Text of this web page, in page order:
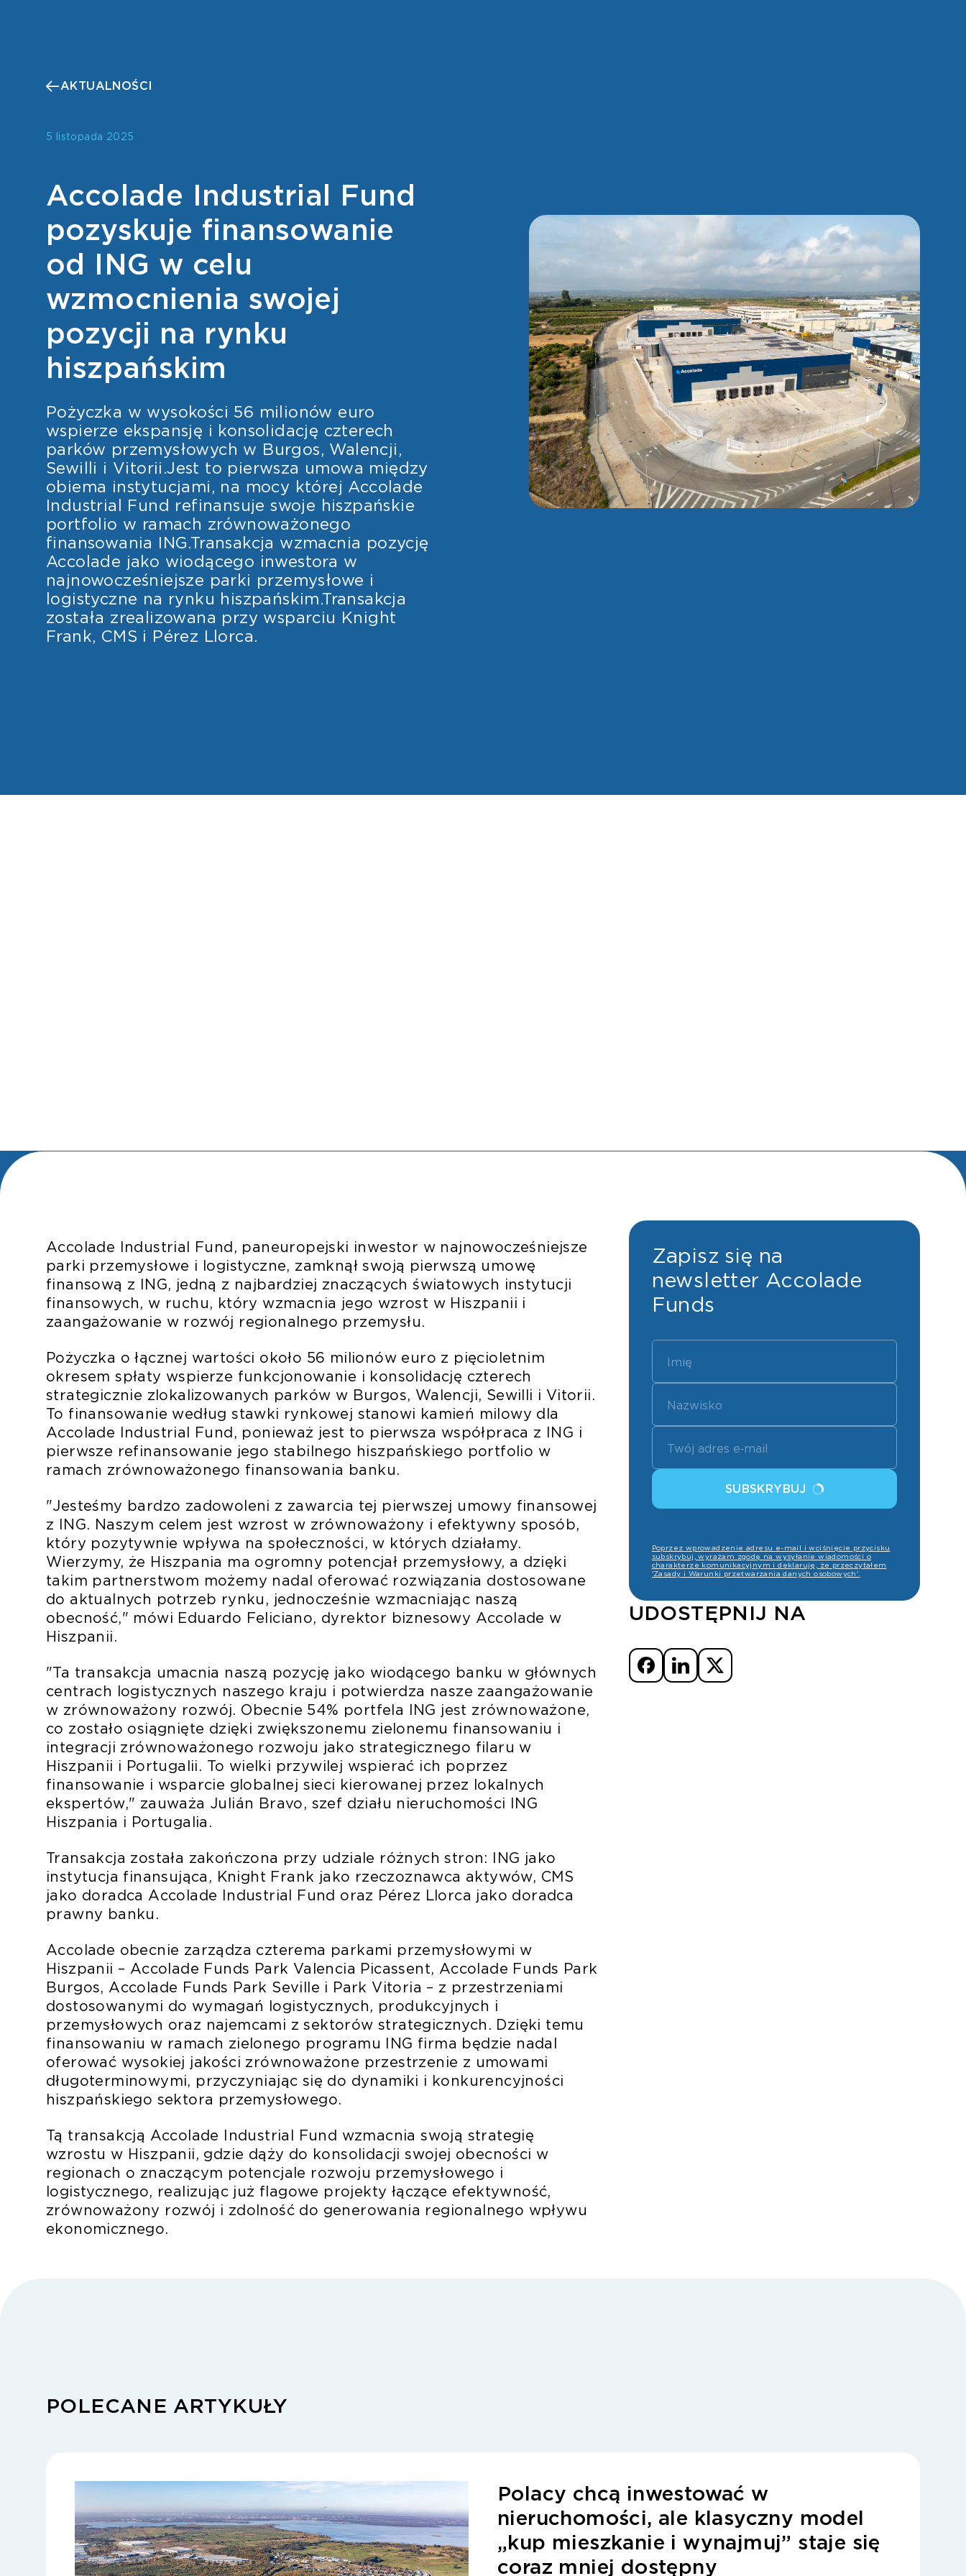
AKTUALNOŚCI
5 listopada 2025
Accolade Industrial Fund
pozyskuje finansowanie
od ING w celu
wzmocnienia swojej
pozycji na rynku
hiszpańskim
Pożyczka w wysokości 56 milionów euro
wspierze ekspansję i konsolidację czterech
parków przemysłowych w Burgos, Walencji,
Sewilli i Vitorii.Jest to pierwsza umowa między
obiema instytucjami, na mocy której Accolade
Industrial Fund refinansuje swoje hiszpańskie
portfolio w ramach zrównoważonego
finansowania ING.Transakcja wzmacnia pozycję
Accolade jako wiodącego inwestora w
najnowocześniejsze parki przemysłowe i
logistyczne na rynku hiszpańskim.Transakcja
została zrealizowana przy wsparciu Knight
Frank, CMS i Pérez Llorca.
Accolade Industrial Fund, paneuropejski inwestor w najnowocześniejsze
parki przemysłowe i logistyczne, zamknął swoją pierwszą umowę
finansową z ING, jedną z najbardziej znaczących światowych instytucji
finansowych, w ruchu, który wzmacnia jego wzrost w Hiszpanii i
zaangażowanie w rozwój regionalnego przemysłu.
Pożyczka o łącznej wartości około 56 milionów euro z pięcioletnim
okresem spłaty wspierze funkcjonowanie i konsolidację czterech
strategicznie zlokalizowanych parków w Burgos, Walencji, Sewilli i Vitorii.
To finansowanie według stawki rynkowej stanowi kamień milowy dla
Accolade Industrial Fund, ponieważ jest to pierwsza współpraca z ING i
pierwsze refinansowanie jego stabilnego hiszpańskiego portfolio w
ramach zrównoważonego finansowania banku.
"Jesteśmy bardzo zadowoleni z zawarcia tej pierwszej umowy finansowej
z ING. Naszym celem jest wzrost w zrównoważony i efektywny sposób,
który pozytywnie wpływa na społeczności, w których działamy.
Wierzymy, że Hiszpania ma ogromny potencjał przemysłowy, a dzięki
takim partnerstwom możemy nadal oferować rozwiązania dostosowane
do aktualnych potrzeb rynku, jednocześnie wzmacniając naszą
obecność," mówi Eduardo Feliciano, dyrektor biznesowy Accolade w
Hiszpanii.
"Ta transakcja umacnia naszą pozycję jako wiodącego banku w głównych
centrach logistycznych naszego kraju i potwierdza nasze zaangażowanie
w zrównoważony rozwój. Obecnie 54% portfela ING jest zrównoważone,
co zostało osiągnięte dzięki zwiększonemu zielonemu finansowaniu i
integracji zrównoważonego rozwoju jako strategicznego filaru w
Hiszpanii i Portugalii. To wielki przywilej wspierać ich poprzez
finansowanie i wsparcie globalnej sieci kierowanej przez lokalnych
ekspertów," zauważa Julián Bravo, szef działu nieruchomości ING
Hiszpania i Portugalia.
Transakcja została zakończona przy udziale różnych stron: ING jako
instytucja finansująca, Knight Frank jako rzeczoznawca aktywów, CMS
jako doradca Accolade Industrial Fund oraz Pérez Llorca jako doradca
prawny banku.
Accolade obecnie zarządza czterema parkami przemysłowymi w
Hiszpanii – Accolade Funds Park Valencia Picassent, Accolade Funds Park
Burgos, Accolade Funds Park Seville i Park Vitoria – z przestrzeniami
dostosowanymi do wymagań logistycznych, produkcyjnych i
przemysłowych oraz najemcami z sektorów strategicznych. Dzięki temu
finansowaniu w ramach zielonego programu ING firma będzie nadal
oferować wysokiej jakości zrównoważone przestrzenie z umowami
długoterminowymi, przyczyniając się do dynamiki i konkurencyjności
hiszpańskiego sektora przemysłowego.
Tą transakcją Accolade Industrial Fund wzmacnia swoją strategię
wzrostu w Hiszpanii, gdzie dąży do konsolidacji swojej obecności w
regionach o znaczącym potencjale rozwoju przemysłowego i
logistycznego, realizując już flagowe projekty łączące efektywność,
zrównoważony rozwój i zdolność do generowania regionalnego wpływu
ekonomicznego.
Zapisz się na
newsletter Accolade
Funds
SUBSKRYBUJ
Poprzez wprowadzenie adresu e-mail i wciśnięcie przycisku
subskrybuj, wyrażam zgodę na wysyłanie wiadomości o
charakterze komunikacyjnym i deklaruję, że przeczytałem
'Zasady i Warunki przetwarzania danych osobowych'.
UDOSTĘPNIJ NA
POLECANE ARTYKUŁY
Polacy chcą inwestować w
nieruchomości, ale klasyczny model
„kup mieszkanie i wynajmuj” staje się
coraz mniej dostępny